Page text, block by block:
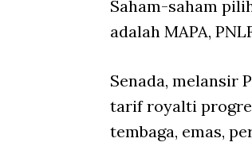
Saham-saham
adalah MAPA,
Senada, melansir
tarif royalti
tembaga, emas,